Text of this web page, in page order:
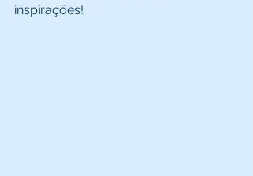
inspirações!